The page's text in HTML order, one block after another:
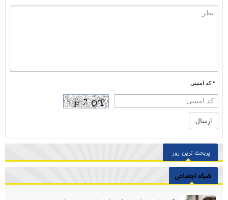
* کد امنیتی
پربحث ترین روز
شبکه اجتماعی